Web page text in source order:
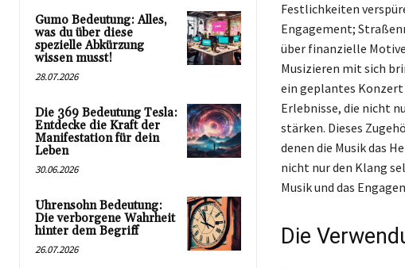
Gumo Bedeutung: Alles,
was du über diese
spezielle Abkürzung
wissen musst!
28.07.2026
Die 369 Bedeutung Tesla:
Entdecke die Kraft der
Manifestation für dein
Leben
30.06.2026
Uhrensohn Bedeutung:
Die verborgene Wahrheit
hinter dem Begriff
26.07.2026
Festlichkeiten
Engagement;
über finanzielle
Musizieren mit sich
ein geplantes Konzert
Erlebnisse, die nicht
stärken. Dieses
denen die Musik das
nicht nur den Klang
Musik und das
Die